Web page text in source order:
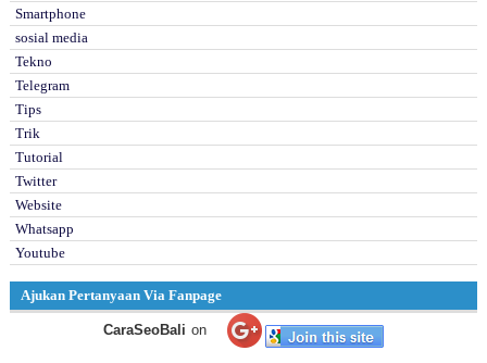
Smartphone
sosial media
Tekno
Telegram
Tips
Trik
Tutorial
Twitter
Website
Whatsapp
Youtube
Ajukan Pertanyaan Via Fanpage
CaraSeoBali on